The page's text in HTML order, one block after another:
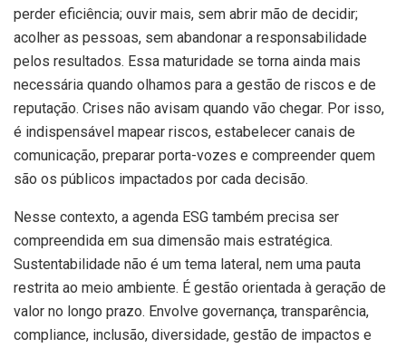
perder eficiência; ouvir mais, sem abrir mão de decidir;
acolher as pessoas, sem abandonar a responsabilidade
pelos resultados. Essa maturidade se torna ainda mais
necessária quando olhamos para a gestão de riscos e de
reputação. Crises não avisam quando vão chegar. Por isso,
é indispensável mapear riscos, estabelecer canais de
comunicação, preparar porta-vozes e compreender quem
são os públicos impactados por cada decisão.
Nesse contexto, a agenda ESG também precisa ser
compreendida em sua dimensão mais estratégica.
Sustentabilidade não é um tema lateral, nem uma pauta
restrita ao meio ambiente. É gestão orientada à geração de
valor no longo prazo. Envolve governança, transparência,
compliance, inclusão, diversidade, gestão de impactos e